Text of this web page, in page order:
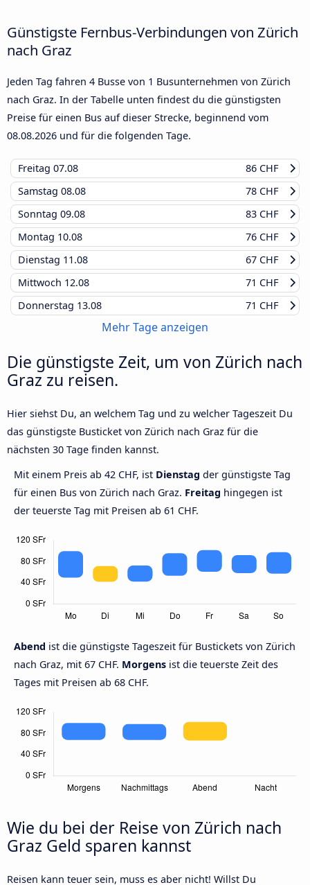
Günstigste Fernbus-Verbindungen von Zürich
nach Graz
Jeden Tag fahren 4 Busse von 1 Busunternehmen von Zürich
nach Graz. In der Tabelle unten findest du die günstigsten
Preise für einen Bus auf dieser Strecke, beginnend vom
08.08.2026 und für die folgenden Tage.
Freitag 07.08
86 CHF
Samstag 08.08
78 CHF
Sonntag 09.08
83 CHF
Montag 10.08
76 CHF
Dienstag 11.08
67 CHF
Mittwoch 12.08
71 CHF
Donnerstag 13.08 71 CHF
Mehr Tage anzeigen
Die günstigste Zeit, um von Zürich nach
Graz zu reisen.
Hier siehst Du, an welchem Tag und zu welcher Tageszeit Du
das günstigste Busticket von Zürich nach Graz für die
nächsten 30 Tage finden kannst.
Mit einem Preis ab 42 CHF, ist Dienstag der günstigste Tag
für einen Bus von Zürich nach Graz. Freitag hingegen ist
der teuerste Tag mit Preisen ab 61 CHF.
Abend ist die günstigste Tageszeit für Bustickets von Zürich
nach Graz, mit 67 CHF. Morgens ist die teuerste Zeit des
Tages mit Preisen ab 68 CHF.
Wie du bei der Reise von Zürich nach
Graz Geld sparen kannst
Reisen kann teuer sein, muss es aber nicht! Willst Du